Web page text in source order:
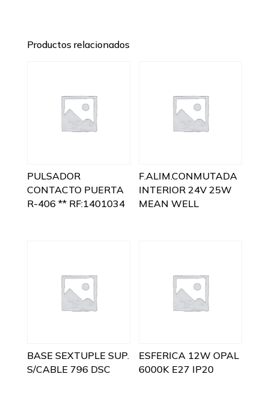
Productos relacionados
PULSADOR
CONTACTO PUERTA
R-406 ** RF:1401034
F.ALIM.CONMUTADA
INTERIOR 24V 25W
MEAN WELL
BASE SEXTUPLE SUP.
S/CABLE 796 DSC
ESFERICA 12W OPAL
6000K E27 IP20